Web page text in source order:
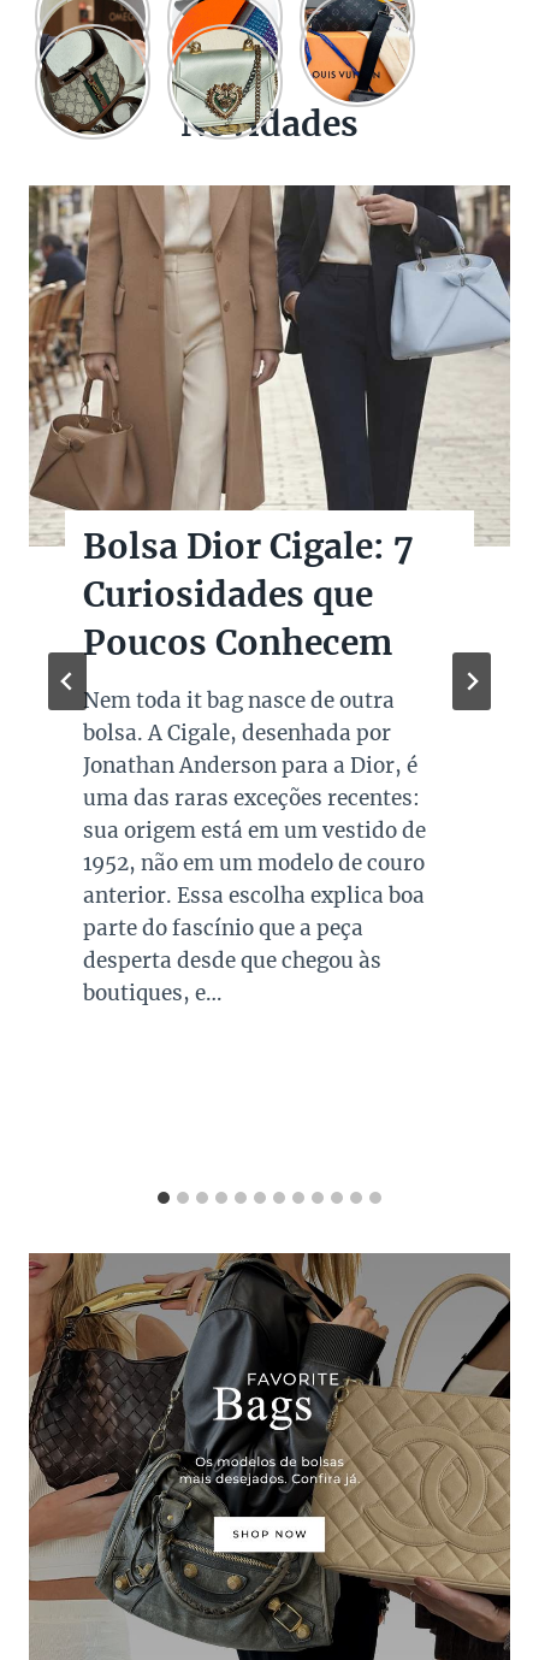
Novidades
Bolsas Pretas de
Marcas de Luxo na
Super Sale dos Pais
Quando falamos de cores de bolsas,
os modelos em preto são os mais
queridos e tradicionais, estando
presente no guarda roupa de quase
todas as mulheres. Esta é uma cor
versátil, clássica e atemporal e
investir em peças neste tom garante
combinações para quase todo look
que usamos, sejam eles para
ocasiões casuais ou mais…